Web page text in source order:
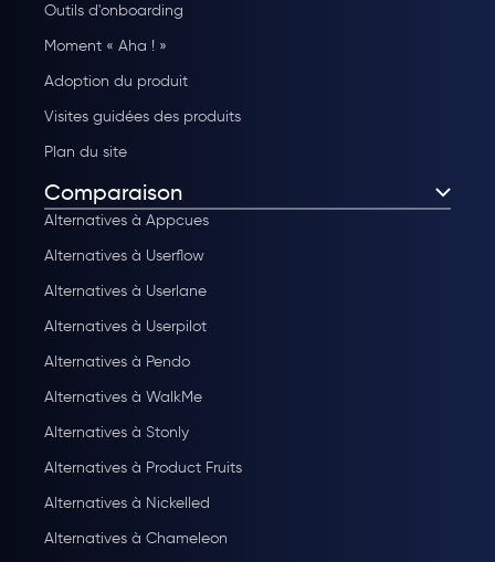
Outils d'onboarding
Moment « Aha ! »
Adoption du produit
Visites guidées des produits
Plan du site
Comparaison
Alternatives à Appcues
Alternatives à Userflow
Alternatives à Userlane
Alternatives à Userpilot
Alternatives à Pendo
Alternatives à WalkMe
Alternatives à Stonly
Alternatives à Product Fruits
Alternatives à Nickelled
Alternatives à Chameleon